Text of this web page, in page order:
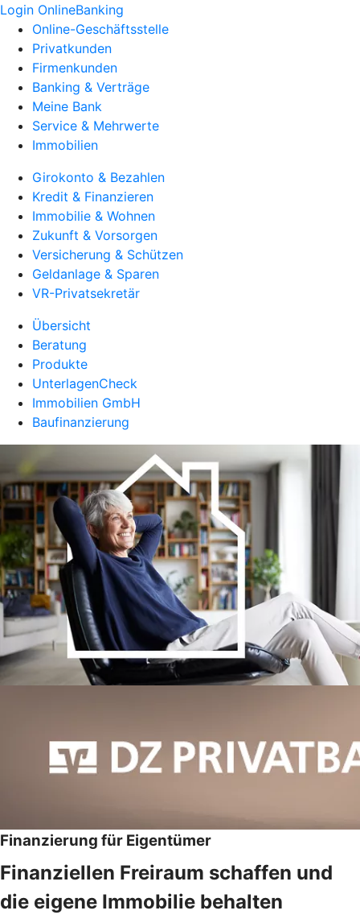
Login OnlineBanking
Online-Geschäftsstelle
Privatkunden
Firmenkunden
Banking & Verträge
Meine Bank
Service & Mehrwerte
Immobilien
Girokonto & Bezahlen
Kredit & Finanzieren
Immobilie & Wohnen
Zukunft & Vorsorgen
Versicherung & Schützen
Geldanlage & Sparen
VR-Privatsekretär
Übersicht
Beratung
Produkte
UnterlagenCheck
Immobilien GmbH
Baufinanzierung
Finanzierung für Eigentümer
Finanziellen Freiraum schaffen und
die eigene Immobilie behalten